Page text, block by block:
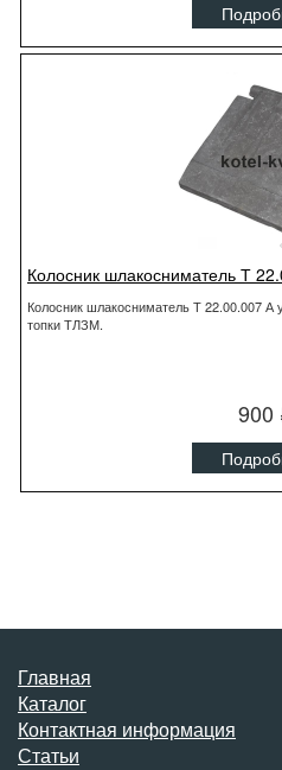
Колосник шлакосниматель Т
Колосник шлакосниматель Т 22.00.007 А
топки ТЛЗМ.
900
Главная
Каталог
Контактная информация
Статьи